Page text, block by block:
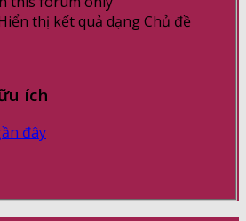
thị kết quả dạng Chủ đề
ích
đây